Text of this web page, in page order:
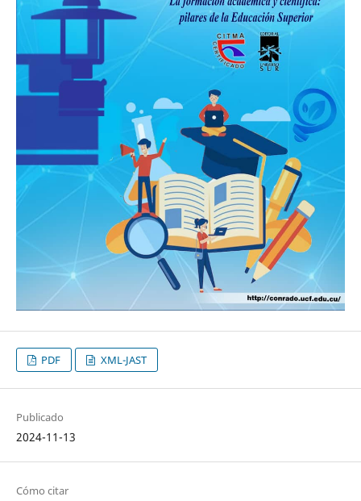
PDF XML-JAST
Publicado
2024-11-13
Cómo citar